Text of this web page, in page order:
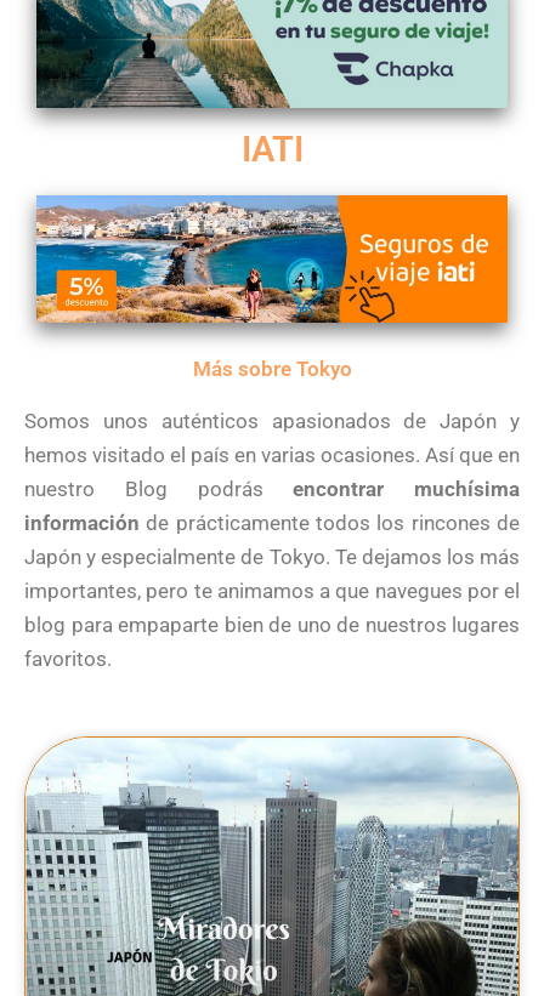
IATI
Más sobre Tokyo
Somos unos auténticos apasionados de Japón y
hemos visitado el país en varias ocasiones. Así que en
nuestro Blog podrásencontrar muchísima
información de prácticamente todos los rincones de
Japón y especialmente de Tokyo. Te dejamos los más
importantes, pero te animamos a que navegues por el
blog para empaparte bien de uno de nuestros lugares
favoritos.